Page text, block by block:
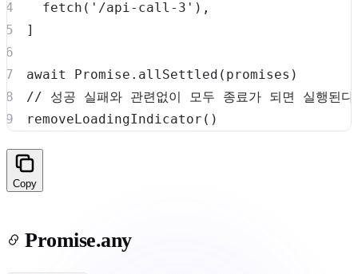
fetch ( '/api-call-3' ) ,
]
await Promise . allSettled ( promises )
// 성공 실패와 관련없이 모두 종료가 되면 실행된
removeLoadingIndicator ( )
Copy
Promise.any